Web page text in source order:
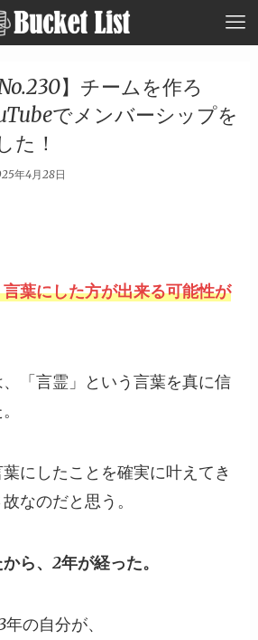
】チームを作ろ
でメンバーシップを
た！
年4月28日
葉にした方が出来る可能性が
「言霊」という言葉を真に信
にしたことを確実に叶えてき
なのだと思う。
ら、2年が経った。
の自分が、